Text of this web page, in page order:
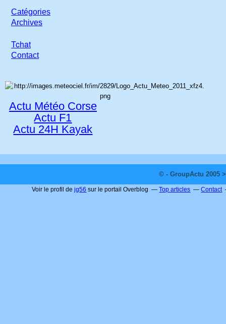
Catégories
Archives
Tchat
Contact
Actu Météo Corse
Actu F1
Actu 24H Kayak
© - GroupActu 2005
Voir le profil dejg56 sur le portail Overblog Top articles Contact